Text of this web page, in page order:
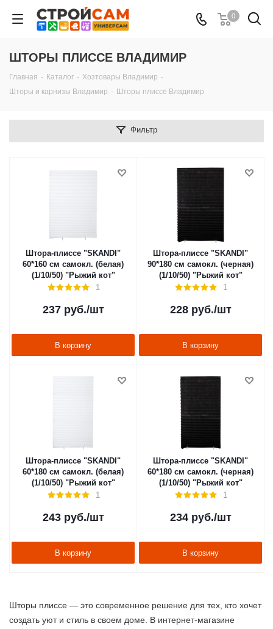
0
ШТОРЫ ПЛИССЕ ВЛАДИМИР
Главная - Каталог - Хозтовары Владимир -
Шторы и карнизы Владимир - Шторы плиссе Владимир
Фильтр
Штора-плиссе "SKANDI"
60*160 см самокл. (белая)
(1/10/50) "Рыжий кот"
1
237руб./шт
В корзину
Штора-плиссе "SKANDI"
90*180 см самокл. (черная)
(1/10/50) "Рыжий кот"
1
228руб./шт
В корзину
Штора-плиссе "SKANDI"
60*180 см самокл. (белая)
(1/10/50) "Рыжий кот"
1
243руб./шт
В корзину
Штора-плиссе "SKANDI"
60*180 см самокл. (черная)
(1/10/50) "Рыжий кот"
1
234руб./шт
В корзину
Шторы плиссе — это современное решение для тех, кто хочет
создать уют и стиль в своем доме. В интернет-магазине